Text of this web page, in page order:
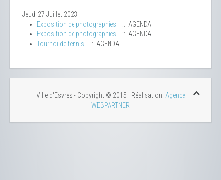
Jeudi 27 Juillet 2023
Exposition de photographies
:: AGENDA
Exposition de photographies
:: AGENDA
Tournoi de tennis
:: AGENDA
Ville d'Esvres - Copyright © 2015 | Réalisation: Agence
WEBPARTNER